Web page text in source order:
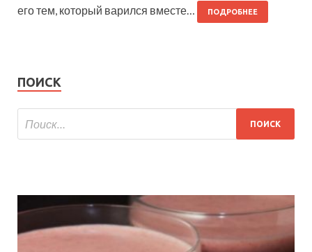
его тем, который варился вместе…
ПОДРОБНЕЕ
ПОИСК